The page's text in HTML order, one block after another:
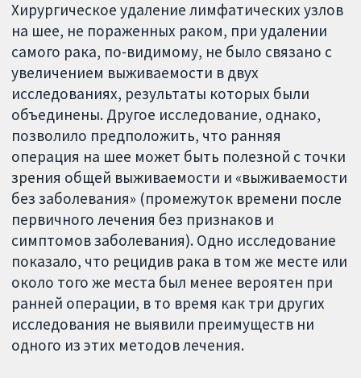
Хирургическое удаление лимфатических узлов
на шее, не пораженных раком, при удалении
самого рака, по-видимому, не было связано с
увеличением выживаемости в двух
исследованиях, результаты которых были
объединены. Другое исследование, однако,
позволило предположить, что ранняя
операция на шее может быть полезной с точки
зрения общей выживаемости и «выживаемости
без заболевания» (промежуток времени после
первичного лечения без признаков и
симптомов заболевания). Одно исследование
показало, что рецидив рака в том же месте или
около того же места был менее вероятен при
ранней операции, в то время как три других
исследования не выявили преимуществ ни
одного из этих методов лечения.